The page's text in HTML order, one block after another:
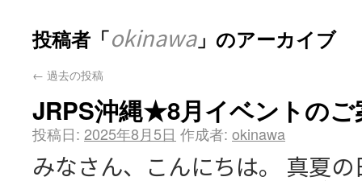
投稿者「okinawa」のアーカイブ
← 過去の投稿
JRPS沖縄★8月イベントのご
投稿日: 2025年8月5日 作成者: okinawa
みなさん、こんにちは。 真夏